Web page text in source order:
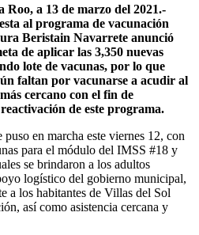
a 13 de marzo del 2021.-
al programa de vacunación
Beristain Navarrete anunció
de aplicar las 3,350 nuevas
lote de vacunas, por lo que
faltan por vacunarse a acudir al
cercano con el fin de
de este programa.
en marcha este viernes 12, con
para el módulo del IMSS #18 y
se brindaron a los adultos
logístico del gobierno municipal,
a los habitantes de Villas del Sol
así como asistencia cercana y